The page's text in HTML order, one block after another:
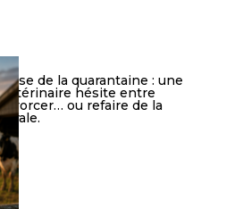
Crise de la quarantaine : une
vétérinaire hésite entre
divorcer… ou refaire de la
rurale.